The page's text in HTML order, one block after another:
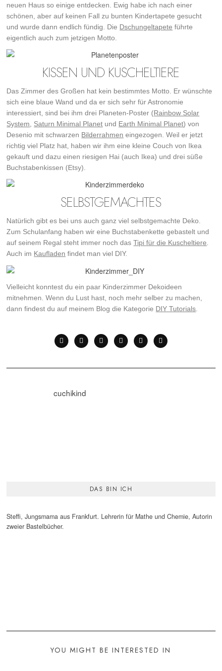
neuen Haus so einige entdecken. Ewig habe ich nach einer
schönen, aber auf keinen Fall zu bunten Kindertapete gesucht
und wurde dann endlich fündig. Die Dschungeltapete führte
eigentlich auch zum jetzigen Motto.
KISSEN UND KUSCHELTIERE
Das Zimmer des Großen hat kein bestimmtes Motto. Er wünschte
sich eine blaue Wand und da er sich sehr für Astronomie
interessiert, sind bei ihm drei Planeten-Poster (Rainbow Solar
System
Saturn Minimal Planet und Earth Minimal Planet) von
Desenio mit schwarzen Bilderrahmen eingezogen. Weil er jetzt
richtig viel Platz hat, haben wir ihm eine kleine Couch von Ikea
gekauft und dazu einen riesigen Hai (auch Ikea) und drei süße
Buchstabenkissen (Etsy).
SELBSTGEMACHTES
Natürlich gibt es bei uns auch ganz viel selbstgemachte Deko.
Zum Schulanfang haben wir eine Buchstabenkette gebastelt und
auf seinem Regal steht immer noch dasTipi für die Kuscheltiere.
Auch im Kaufladen findet man viel DIY.
Vielleicht konntest du ein paar Kinderzimmer Dekoideen
mitnehmen. Wenn du Lust hast, noch mehr selber zu machen,
dann findest du auf meinem Blog die Kategorie DIY Tutorials
cuchikind
DAS BIN ICH
Steffi, Jungsmama aus Frankfurt. Lehrerin für Mathe und Chemie, Autorin
zweier Bastelbücher.
YOU MIGHT BE INTERESTED IN